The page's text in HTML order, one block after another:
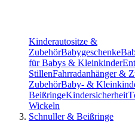
Kinderautositze &
ZubehörBabygeschenke
für Babys & Kleinkinder
StillenFahrradanhänger &
ZubehörBaby- &
BeißringeKindersicherheit
Wickeln
Schnuller & Beißringe